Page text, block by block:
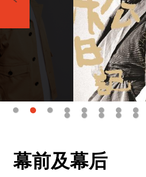
幕前及幕后